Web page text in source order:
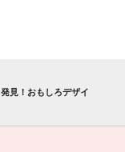
見！おもしろデザイ